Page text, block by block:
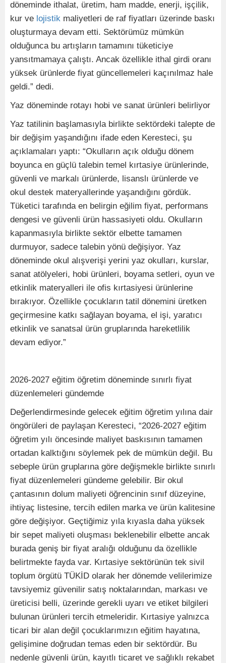
döneminde ithalat, üretim, ham madde, enerji, işçilik,
kur ve lojistik maliyetleri de raf fiyatları üzerinde baskı
oluşturmaya devam etti. Sektörümüz mümkün
olduğunca bu artışların tamamını tüketiciye
yansıtmamaya çalıştı. Ancak özellikle ithal girdi oranı
yüksek ürünlerde fiyat güncellemeleri kaçınılmaz hale
geldi.” dedi.
Yaz döneminde rotayı hobi ve sanat ürünleri belirliyor
Yaz tatilinin başlamasıyla birlikte sektördeki talepte de
bir değişim yaşandığını ifade eden Keresteci, şu
açıklamaları yaptı: “Okulların açık olduğu dönem
boyunca en güçlü talebin temel kırtasiye ürünlerinde,
güvenli ve markalı ürünlerde, lisanslı ürünlerde ve
okul destek materyallerinde yaşandığını gördük.
Tüketici tarafında en belirgin eğilim fiyat, performans
dengesi ve güvenli ürün hassasiyeti oldu. Okulların
kapanmasıyla birlikte sektör elbette tamamen
durmuyor, sadece talebin yönü değişiyor. Yaz
döneminde okul alışverişi yerini yaz okulları, kurslar,
sanat atölyeleri, hobi ürünleri, boyama setleri, oyun ve
etkinlik materyalleri ile ofis kırtasiyesi ürünlerine
bırakıyor. Özellikle çocukların tatil dönemini üretken
geçirmesine katkı sağlayan boyama, el işi, yaratıcı
etkinlik ve sanatsal ürün gruplarında hareketlilik
devam ediyor.”
2026-2027 eğitim öğretim döneminde sınırlı fiyat
düzenlemeleri gündemde
Değerlendirmesinde gelecek eğitim öğretim yılına dair
öngörüleri de paylaşan Keresteci, “2026-2027 eğitim
öğretim yılı öncesinde maliyet baskısının tamamen
ortadan kalktığını söylemek pek de mümkün değil. Bu
sebeple ürün gruplarına göre değişmekle birlikte sınırlı
fiyat düzenlemeleri gündeme gelebilir. Bir okul
çantasının dolum maliyeti öğrencinin sınıf düzeyine,
ihtiyaç listesine, tercih edilen marka ve ürün kalitesine
göre değişiyor. Geçtiğimiz yıla kıyasla daha yüksek
bir sepet maliyeti oluşması beklenebilir elbette ancak
burada geniş bir fiyat aralığı olduğunu da özellikle
belirtmekte fayda var. Kırtasiye sektörünün tek sivil
toplum örgütü TÜKİD olarak her dönemde velilerimize
tavsiyemiz güvenilir satış noktalarından, markası ve
üreticisi belli, üzerinde gerekli uyarı ve etiket bilgileri
bulunan ürünleri tercih etmeleridir. Kırtasiye yalnızca
ticari bir alan değil çocuklarımızın eğitim hayatına,
gelişimine doğrudan temas eden bir sektördür. Bu
nedenle güvenli ürün, kayıtlı ticaret ve sağlıklı rekabet